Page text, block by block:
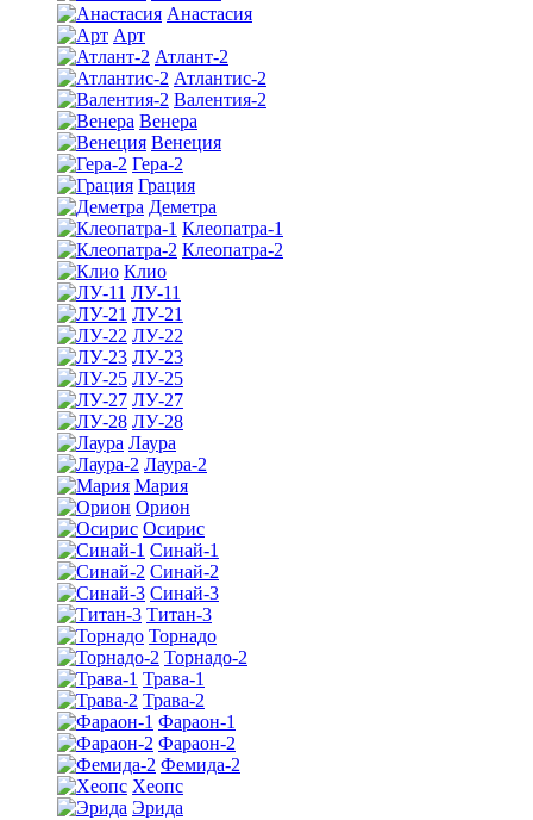
Анастасия
Арт
Атлант-2
Атлантис-2
Валентия-2
Венера
Венеция
Гера-2
Грация
Деметра
Клеопатра-1
Клеопатра-2
Клио
ЛУ-11
ЛУ-21
ЛУ-22
ЛУ-23
ЛУ-25
ЛУ-27
ЛУ-28
Лаура
Лаура-2
Мария
Орион
Осирис
Синай-1
Синай-2
Синай-3
Титан-3
Торнадо
Торнадо-2
Трава-1
Трава-2
Фараон-1
Фараон-2
Фемида-2
Хеопс
Эрида